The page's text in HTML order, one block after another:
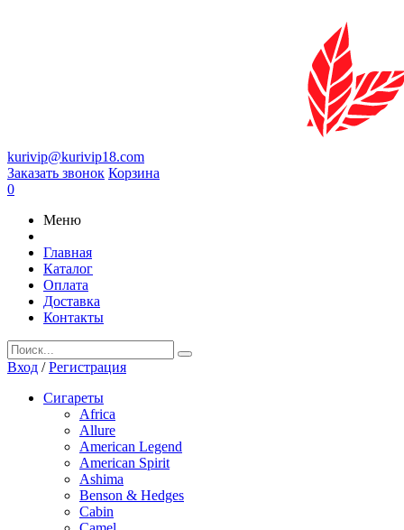
kurivip@kurivip18.com
Заказать звонок Корзина
0
Меню
Главная
Каталог
Оплата
Доставка
Контакты
Вход /Регистрация
Сигареты
Africa
Allure
American Legend
American Spirit
Ashima
Benson & Hedges
Cabin